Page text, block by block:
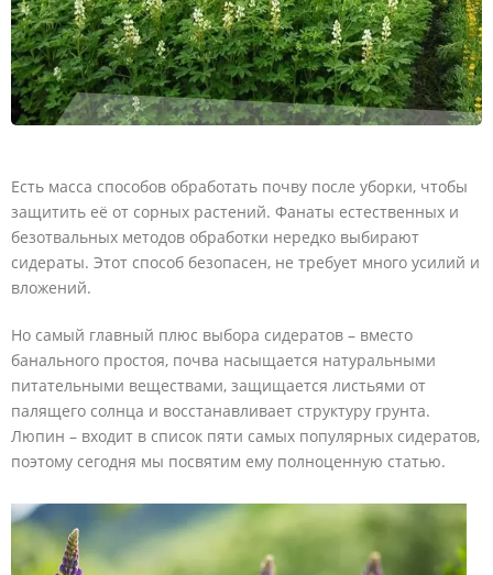
Есть масса способов обработать почву после уборки, чтобы
защитить её от сорных растений. Фанаты естественных и
безотвальных методов обработки нередко выбирают
сидераты. Этот способ безопасен, не требует много усилий и
вложений.
Но самый главный плюс выбора сидератов – вместо
банального простоя, почва насыщается натуральными
питательными веществами, защищается листьями от
палящего солнца и восстанавливает структуру грунта.
Люпин – входит в список пяти самых популярных сидератов,
поэтому сегодня мы посвятим ему полноценную статью.